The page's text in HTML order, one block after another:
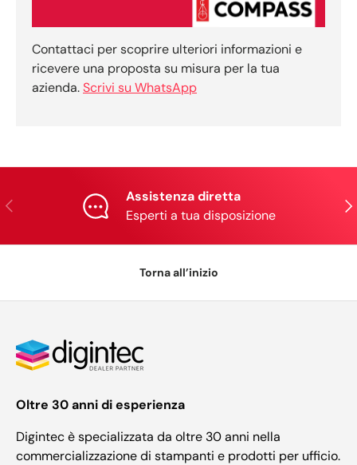
Contattaci per scoprire ulteriori informazioni e
ricevere una proposta su misura per la tua
azienda.Scrivi su WhatsApp
Indietro
Assistenza diretta
Esperti a tua disposizione
Torna all’inizio
Oltre 30 anni di esperienza
Digintec è specializzata da oltre 30 anni nella
commercializzazione di stampanti e prodotti per ufficio.